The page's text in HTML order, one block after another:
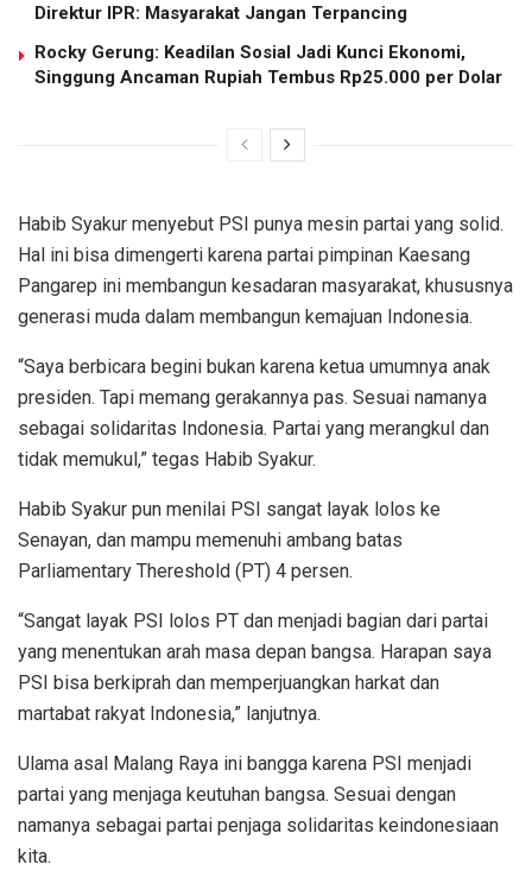
Direktur IPR: Masyarakat Jangan Terpancing
Rocky Gerung: Keadilan Sosial Jadi Kunci Ekonomi,
Singgung Ancaman Rupiah Tembus Rp25.000 per Dolar
Habib Syakur menyebut PSI punya mesin partai yang solid.
Hal ini bisa dimengerti karena partai pimpinan Kaesang
Pangarep ini membangun kesadaran masyarakat, khususnya
generasi muda dalam membangun kemajuan Indonesia.
“Saya berbicara begini bukan karena ketua umumnya anak
presiden. Tapi memang gerakannya pas. Sesuai namanya
sebagai solidaritas Indonesia. Partai yang merangkul dan
tidak memukul,” tegas Habib Syakur.
Habib Syakur pun menilai PSI sangat layak lolos ke
Senayan, dan mampu memenuhi ambang batas
Parliamentary Thereshold (PT) 4 persen.
“Sangat layak PSI lolos PT dan menjadi bagian dari partai
yang menentukan arah masa depan bangsa. Harapan saya
PSI bisa berkiprah dan memperjuangkan harkat dan
martabat rakyat Indonesia,” lanjutnya.
Ulama asal Malang Raya ini bangga karena PSI menjadi
partai yang menjaga keutuhan bangsa. Sesuai dengan
namanya sebagai partai penjaga solidaritas keindonesiaan
kita.